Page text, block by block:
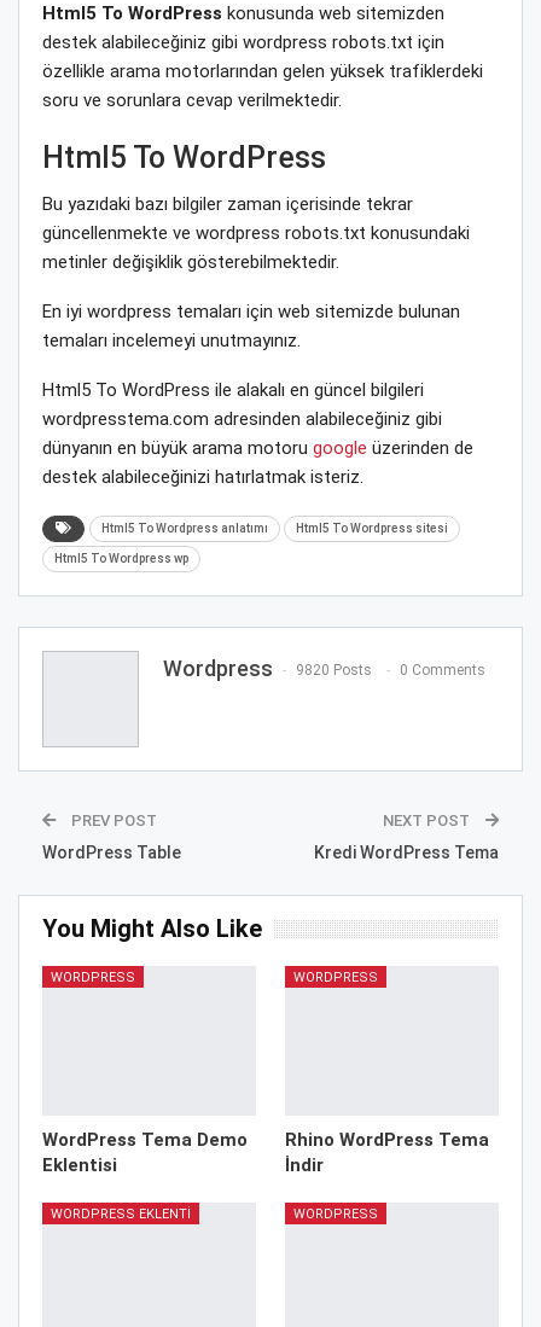
Html5 To WordPress konusunda web sitemizden
destek alabileceğiniz gibi wordpress robots.txt için
özellikle arama motorlarından gelen yüksek trafiklerdeki
soru ve sorunlara cevap verilmektedir.
Html5 To WordPress
Bu yazıdaki bazı bilgiler zaman içerisinde tekrar
güncellenmekte ve wordpress robots.txt konusundaki
metinler değişiklik gösterebilmektedir.
En iyi wordpress temaları için web sitemizde bulunan
temaları incelemeyi unutmayınız.
Html5 To WordPress ile alakalı en güncel bilgileri
wordpresstema.com adresinden alabileceğiniz gibi
dünyanın en büyük arama motoru google üzerinden de
destek alabileceğinizi hatırlatmak isteriz.
Html5 To Wordpress anlatımı Html5 To Wordpress sitesi
Html5 To Wordpress wp
Wordpress 9820 Posts 0 Comments
PREV POST
WordPress Table
NEXT POST
Kredi WordPress Tema
You Might Also Like
WORDPRESS
WordPress Tema Demo
Eklentisi
WORDPRESS
Rhino WordPress Tema
İndir
WORDPRESS EKLENTI WORDPRESS